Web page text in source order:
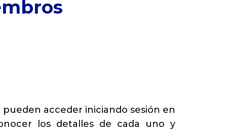
acceder iniciando sesión en
los detalles de cada uno y